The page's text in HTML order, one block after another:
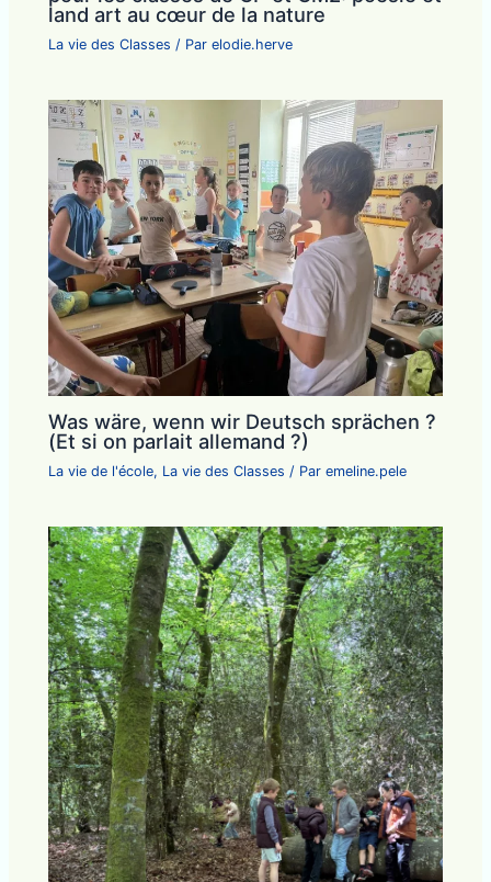
land art au cœur de la nature
La vie des Classes / Parelodie.herve
Was wäre, wenn wir Deutsch sprächen ?
(Et si on parlait allemand ?)
La vie de l'école, La vie des Classes / Paremeline.pele